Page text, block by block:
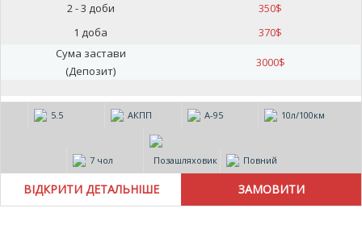
2 - 3 доби
350$
1 доба
370$
Сума застави
(Депозит)
3000$
5.5 АКПП А-95 10л/100км
7 чол Позашляховик Повний
ВІДКРИТИ ДЕТАЛЬНІШЕ